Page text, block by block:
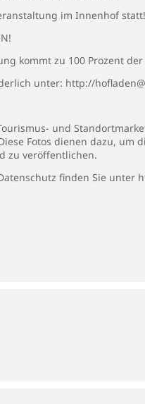
im Innenhof statt!
kommt zu 100 Prozent
unter: http://
und
Fotos dienen dazu,
zu veröffentlichen.
finden Sie unter